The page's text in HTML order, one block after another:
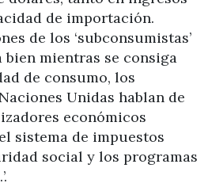
de importación.
de los ‘subconsumistas’
bien mientras se consiga
de consumo, los
Unidas hablan de
económicos
sistema de impuestos
social y los programas